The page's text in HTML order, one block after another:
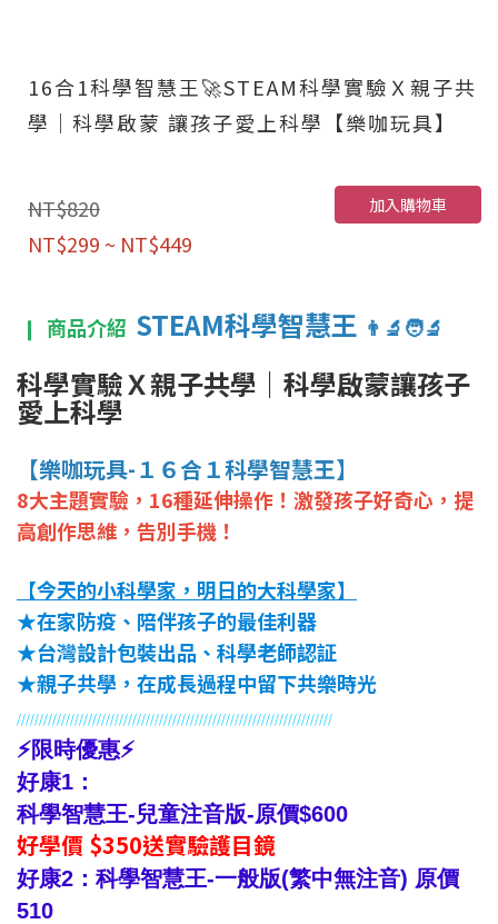
16合1科學智慧王🚀STEAM科學實驗Ｘ親子共
學｜科學啟蒙 讓孩子愛上科學【樂咖玩具】
NT$820
NT$299 ~ NT$449
加入購物車
❙ 商品介紹 STEAM科學智慧王 👨‍🔬🧑‍🔬
科學實驗Ｘ親子共學｜科學啟蒙讓孩子
愛上科學
【樂咖玩具-１６合１科學智慧王】
8大主題實驗，16種延伸操作！ 激發孩子好奇心，提
高創作思維，告別手機！
【今天的小科學家，明日的大科學家】
★在家防疫、陪伴孩子的最佳利器
★台灣設計包裝出品、科學老師認証
★親子共學，在成長過程中留下共樂時光
///////////////////////////////////////////////////////////////////////
⚡限時優惠⚡
好康1：
科學智慧王-兒童注音版-原價$600
好學價 $350送實驗護目鏡
好康2：科學智慧王-一般版(繁中無注音) 原價
510